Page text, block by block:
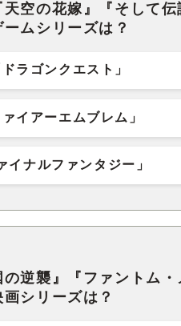
天空の花嫁』『そして
ムシリーズは？
ドラゴンクエスト」
ァイアーエムブレム」
イナルファンタジー」
の逆襲』『ファントム
シリーズは？